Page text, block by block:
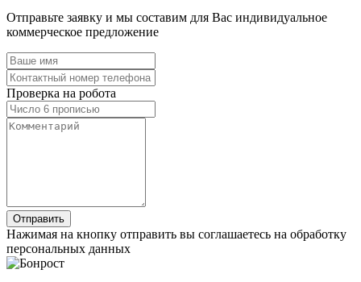
Отправьте заявку и мы составим для Вас индивидуальное
коммерческое предложение
Проверка на робота
Нажимая на кнопку отправить вы соглашаетесь на обработку
персональных данных